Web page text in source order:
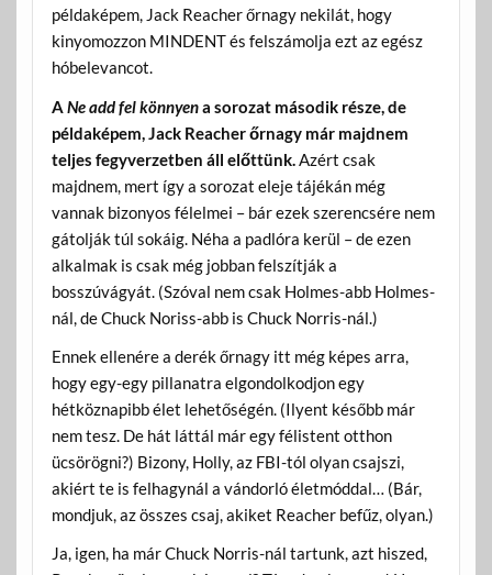
példaképem, Jack Reacher őrnagy nekilát, hogy
kinyomozzon MINDENT és felszámolja ezt az egész
hóbelevancot.
A Ne add fel könnyena sorozat második része, de
példaképem, Jack Reacher őrnagy már majdnem
teljes fegyverzetben áll előttünk. Azért csak
majdnem, mert így a sorozat eleje tájékán még
vannak bizonyos félelmei – bár ezek szerencsére nem
gátolják túl sokáig. Néha a padlóra kerül – de ezen
alkalmak is csak még jobban felszítják a
bosszúvágyát. (Szóval nem csak Holmes-abb Holmes-
nál, de Chuck Noriss-abb is Chuck Norris-nál.)
Ennek ellenére a derék őrnagy itt még képes arra,
hogy egy-egy pillanatra elgondolkodjon egy
hétköznapibb élet lehetőségén. (Ilyent később már
nem tesz. De hát láttál már egy félistent otthon
ücsörögni?) Bizony, Holly, az FBI-tól olyan csajszi,
akiért te is felhagynál a vándorló életmóddal… (Bár,
mondjuk, az összes csaj, akiket Reacher befűz, olyan.)
Ja, igen, ha már Chuck Norris-nál tartunk, azt hiszed,